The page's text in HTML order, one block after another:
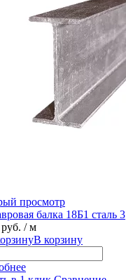
просмотр
балка 18Б1 сталь 3
/ м
В корзину